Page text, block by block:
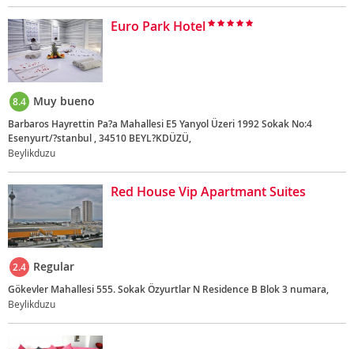
Euro Park Hotel
8.4 Muy bueno
Barbaros Hayrettin Pa?a Mahallesi E5 Yanyol Üzeri 1992 Sokak No:4
Esenyurt/?stanbul , 34510 BEYL?KDÜZÜ,
Beylikduzu
Red House Vip Apartmant Suites
2.4 Regular
Gökevler Mahallesi 555. Sokak Özyurtlar N Residence B Blok 3 numara,
Beylikduzu